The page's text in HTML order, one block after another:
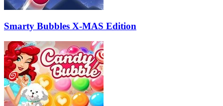
Smarty Bubbles X-MAS Edition